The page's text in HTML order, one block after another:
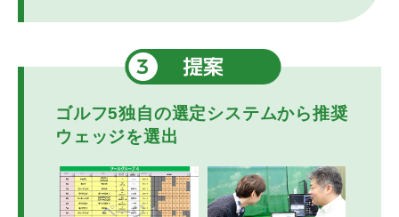
ゴルフ5独自の選定システムから推奨
ウェッジを選出